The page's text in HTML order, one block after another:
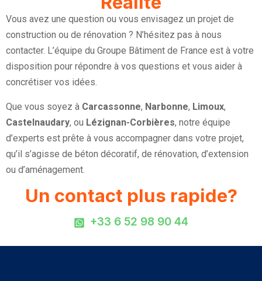
Vous avez une question ou vous envisagez un projet de
construction ou de rénovation ? N’hésitez pas à nous
contacter. L’équipe du Groupe Bâtiment de France est à votre
disposition pour répondre à vos questions et vous aider à
concrétiser vos idées.
Que vous soyez à Carcassonne, Narbonne, Limoux,
Castelnaudary, ou Lézignan-Corbières, notre équipe
d’experts est prête à vous accompagner dans votre projet,
qu’il s’agisse de béton décoratif, de rénovation, d’extension
ou d’aménagement.
Un contact plus rapide?
+33 6 52 98 90 44